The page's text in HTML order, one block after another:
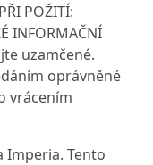
POŽITÍ:
INFORMAČNÍ
uzamčené.
oprávněné
vrácením
Imperia. Tento